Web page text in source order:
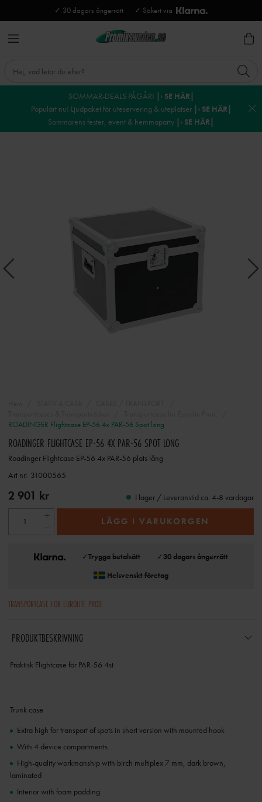
✓ 30 dagars ångerrätt ✓ Säkert via
SOMMAR-DEALS PÅGÅR! |› SE HÄR|
Populärt nu! Ljudpaket för uteservering & uteplatser |› SE HÄR|
Sommarens fester, event & hemmaparty |› SE HÄR|
ROADINGER Flightcase EP-56 4x PAR-56 Spot long
ROADINGER FLIGHTCASE EP-56 4X PAR-56 SPOT LONG
Roadinger Flightcase EP-56 4x PAR-56 plats lång
Art nr: 31000565
2 901 kr I lager / Leveranstid ca. 4-8 vardagar
LÄGG I VARUKORGEN
✓Trygga betalsätt ✓30 dagars ångerrätt
Helsvenskt företag
TRANSPORTCASE FÖR EUROLITE PROD.
PRODUKTBESKRIVNING
Praktisk Flightcase för PAR-56 4st
Trunk case
Extra high for transport of spots in short version with mounted hook
With 4 device compartments
High-quality workmanship with birch multiplex 7 mm, dark brown,
laminated
Interior with foam padding